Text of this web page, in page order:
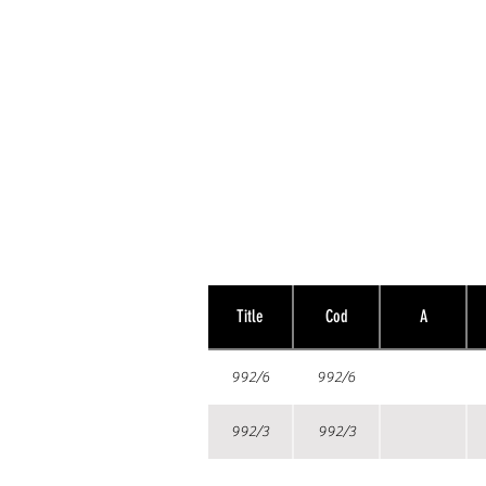
Title Cod A
992/6 992/6
992/3 992/3